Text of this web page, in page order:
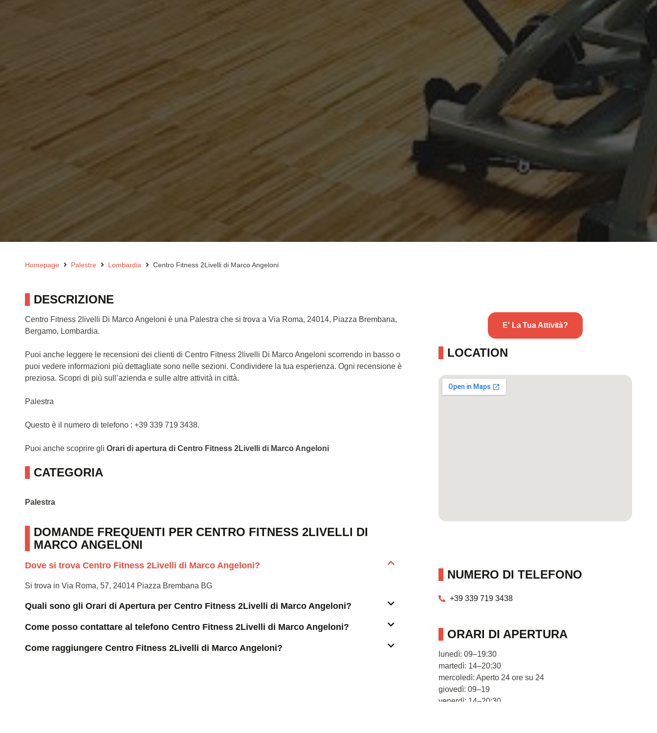
Homepage Palestre Lombardia Centro Fitness 2Livelli di Marco Angeloni
DESCRIZIONE
Centro Fitness 2livelli Di Marco Angeloni è una Palestra che si trova a Via Roma, 24014, Piazza Brembana,
Bergamo, Lombardia.
Puoi anche leggere le recensioni dei clienti di Centro Fitness 2livelli Di Marco Angeloni scorrendo in basso o
puoi vedere informazioni più dettagliate sono nelle sezioni. Condividere la tua esperienza. Ogni recensione è
preziosa. Scopri di più sull’azienda e sulle altre attività in città.
Palestra
Questo è il numero di telefono : +39 339 719 3438.
Puoi anche scoprire gli Orari di apertura di Centro Fitness 2Livelli di Marco Angeloni
CATEGORIA
Palestra
DOMANDE FREQUENTI PER CENTRO FITNESS 2LIVELLI DI
MARCO ANGELONI
Dove si trova Centro Fitness 2Livelli di Marco Angeloni?
Si trova in Via Roma, 57, 24014 Piazza Brembana BG
Quali sono gli Orari di Apertura per Centro Fitness 2Livelli di Marco Angeloni?
Come posso contattare al telefono Centro Fitness 2Livelli di Marco Angeloni?
Come raggiungere Centro Fitness 2Livelli di Marco Angeloni?
E' La Tua Attività?
LOCATION
NUMERO DI TELEFONO
+39 339 719 3438
ORARI DI APERTURA
lunedì: 09–19:30
martedì: 14–20:30
mercoledì: Aperto 24 ore su 24
giovedì: 09–19
venerdì: 14–20:30